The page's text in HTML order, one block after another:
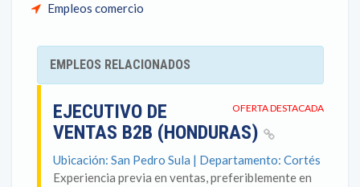
Empleos comercio
EMPLEOS RELACIONADOS
OFERTA DESTACADA
EJECUTIVO DE
VENTAS B2B (HONDURAS)
Ubicación: San Pedro Sula | Departamento: Cortés
Experiencia previa en ventas, preferiblemente en